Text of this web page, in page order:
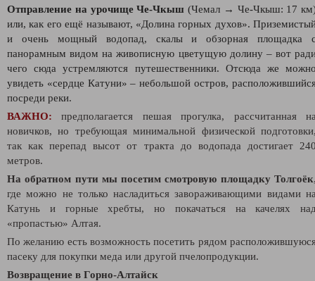
Отправление на урочище Че-Чкыш (Чемал → Че-Чкыш: 17
или, как его ещё называют, «Долина горных духов».
и очень мощный водопад, скалы и обзорная площадка
панорамным видом на живописную цветущую долину – вот
чего сюда устремляются путешественники. Отсюда же
увидеть «сердце Катуни» – небольшой остров,
посреди реки.
ВАЖНО:
предполагается пешая прогулка, рассчитанная
новичков, но требующая минимальной физической
так как перепад высот от тракта до водопада достигает
метров.
На обратном пути мы посетим смотровую площадку Толгоёк
где можно не только насладиться завораживающими видами
Катунь и горные хребты, но покачаться на качелях
«пропастью» Алтая.
По желанию есть возможность посетить рядом
пасеку для покупки меда или другой пчелопродукции.
Возвращение в Горно-Алтайск